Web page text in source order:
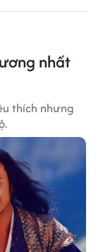
nhất
thích nhưng